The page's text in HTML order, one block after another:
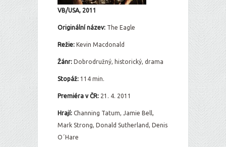
VB/USA, 2011
Originální název: The Eagle
Režie: Kevin Macdonald
Žánr: Dobrodružný, historický, drama
Stopáž: 114 min.
Premiéra v ČR: 21. 4. 2011
Hrají: Channing Tatum, Jamie Bell,
Mark Strong, Donald Sutherland, Denis
O´Hare